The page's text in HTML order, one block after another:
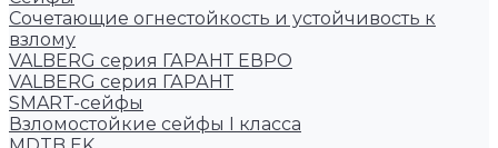
Cочетающие огнестойкость и устойчивость к
взлому
VALBERG серия ГАРАНТ ЕВРО
VALBERG серия ГАРАНТ
SMART-сейфы
Взломостойкие сейфы I класса